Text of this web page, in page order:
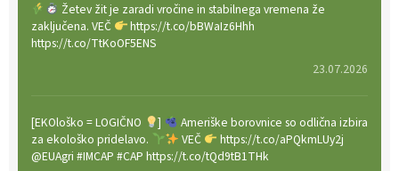
Žetev žit je zaradi vročine in stabilnega vremena že
zaključena. VEČ
https://t.co/bBWaIz6Hhh
https://t.co/TtKoOF5ENS
23.07.2026
[EKOloško = LOGIČNO ]
Ameriške borovnice so odlična izbira
za ekološko pridelavo.
VEČ
https://t.co/aPQkmLUy2j
@EUAgri #IMCAP #CAP https://t.co/tQd9tB1THk